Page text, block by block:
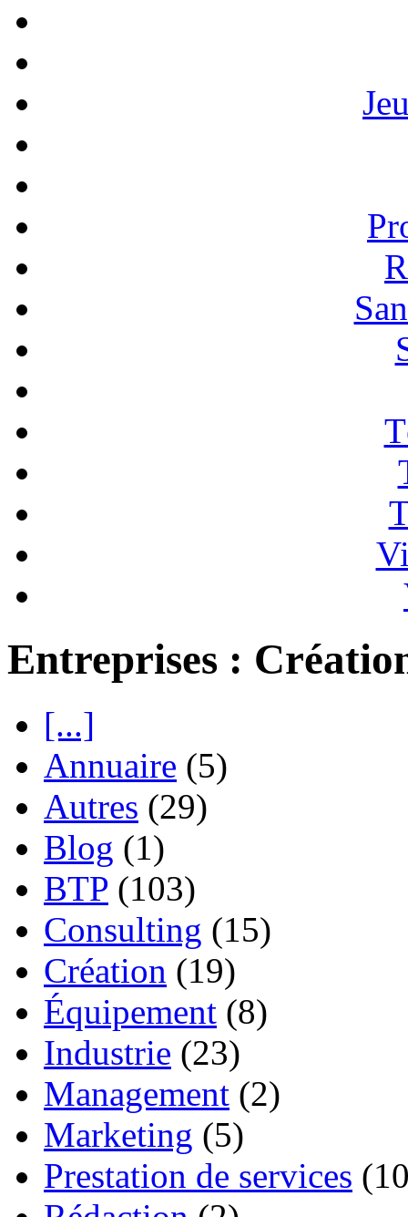
Entreprises :
[...]
Annuaire (5)
Autres (29)
Blog (1)
BTP (103)
Consulting (15)
Création (19)
Équipement (8)
Industrie (23)
Management (2)
Marketing (5)
Prestation de services